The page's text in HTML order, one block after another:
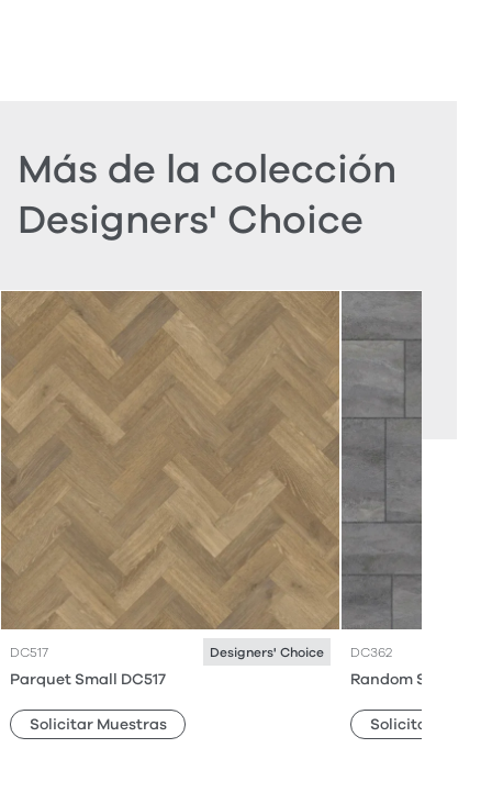
Más de la colección
Designers' Choice
DC517 Designers' Choice
Parquet Small DC517
Solicitar Muestras
DC362
Random Stone
Solicitar